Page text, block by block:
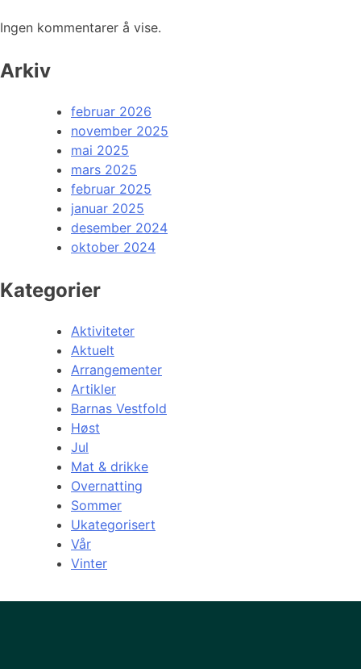
Ingen kommentarer å vise.
Arkiv
februar 2026
november 2025
mai 2025
mars 2025
februar 2025
januar 2025
desember 2024
oktober 2024
Kategorier
Aktiviteter
Aktuelt
Arrangementer
Artikler
Barnas Vestfold
Høst
Jul
Mat & drikke
Overnatting
Sommer
Ukategorisert
Vår
Vinter